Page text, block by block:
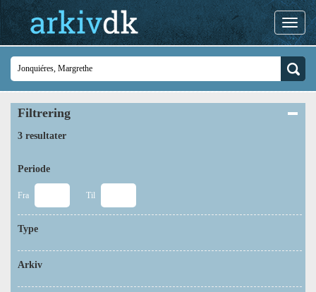
Filtrering
3 resultater
Periode
Fra Til
Type
Arkiv